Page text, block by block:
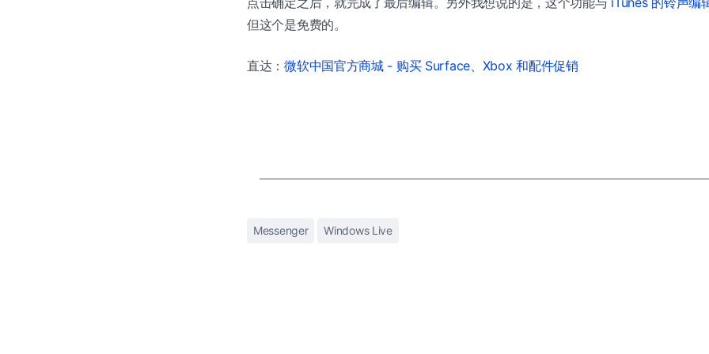
但这个是免费的。
直达：微软中国官方商城 - 购买 Surface、Xbox 和配件促销
Messenger Windows Live